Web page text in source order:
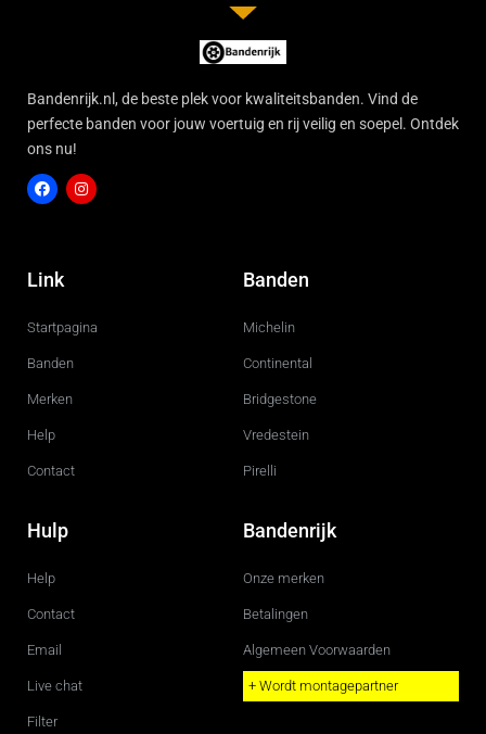
Bandenrijk.nl, de beste plek voor kwaliteitsbanden. Vind de
perfecte banden voor jouw voertuig en rij veilig en soepel. Ontdek
ons nu!
c
e
o
g
r
Link
Startpagina
Banden
Merken
Help
Contact
Banden
Michelin
Continental
Bridgestone
Vredestein
Pirelli
Hulp
Help
Contact
Email
Live chat
Filter
Bandenrijk
Onze merken
Betalingen
Algemeen Voorwaarden
+ Wordt montagepartner